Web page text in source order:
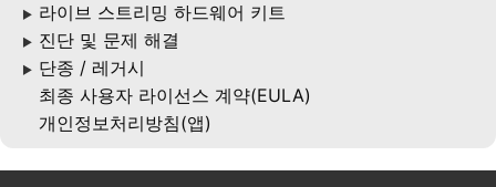
▶ 라이브 스트리밍 하드웨어 키트
▶ 진단 및 문제 해결
▶ 단종 / 레거시
최종 사용자 라이선스 계약(EULA)
개인정보처리방침(앱)